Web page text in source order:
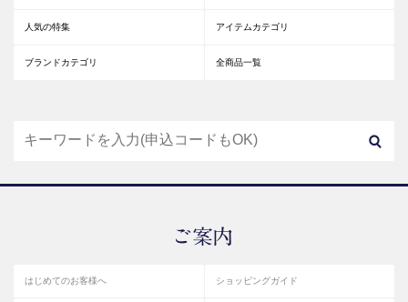
人気の特集 アイテムカテゴリ
ブランドカテゴリ 全商品一覧
はじめてのお客様へ ショッピングガイド